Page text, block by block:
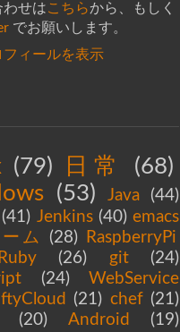
わせはこちらから、もしく
でお願いします。
フィールを表示
(79) 日常
(68)
(53) Java
(44)
(41) Jenkins (40) emacs
ム (28)
RaspberryPi
Ruby (26) git
(24)
(24)
WebService
(21) chef (21)
(20) Android
(19)